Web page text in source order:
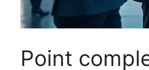
Point